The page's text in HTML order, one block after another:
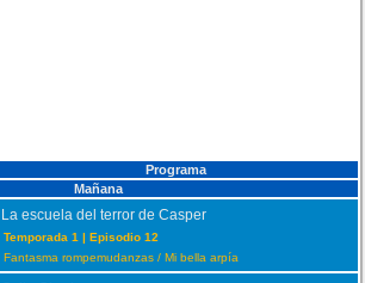
Programa
Mañana
La escuela del terror de Casper
Temporada 1 | Episodio 12
Fantasma rompemudanzas / Mi bella arpía